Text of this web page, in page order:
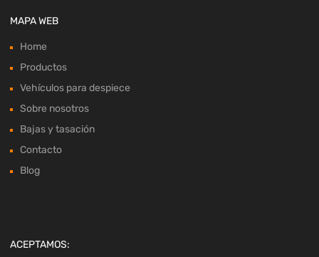
MAPA WEB
Home
Productos
Vehículos para despiece
Sobre nosotros
Bajas y tasación
Contacto
Blog
ACEPTAMOS: